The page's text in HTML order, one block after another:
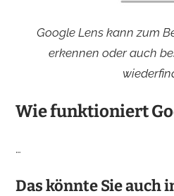
Google Lens kann zum
erkennen oder auch
Wie funktioniert
…
Das könnte Sie auch